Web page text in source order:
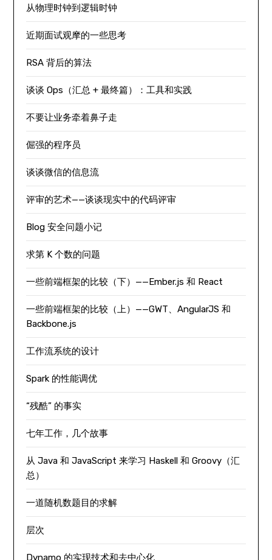
从物理时钟到逻辑时钟
近期面试观摩的一些思考
RSA 背后的算法
谈谈 Ops（汇总 + 最终篇）：工具和实践
不要让业务牵着鼻子走
倔强的程序员
谈谈微信的信息流
评审的艺术——谈谈现实中的代码评审
Blog 安全问题小记
求第 K 个数的问题
一些前端框架的比较（下）——Ember.js 和 React
一些前端框架的比较（上）——GWT、AngularJS 和
Backbone.js
工作流系统的设计
Spark 的性能调优
“残酷” 的事实
七年工作，几个故事
从 Java 和 JavaScript 来学习 Haskell 和 Groovy（汇
总）
一道随机数题目的求解
层次
Dynamo 的实现技术和去中心化